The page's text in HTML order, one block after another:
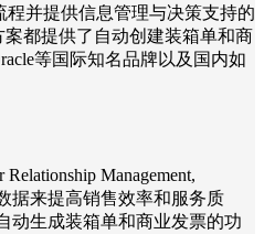
并提供信息管理与决策支持的
都提供了自动创建装箱单和商
等国际知名品牌以及国内如
Management,
据来提高销售效率和服务质
动生成装箱单和商业发票的功